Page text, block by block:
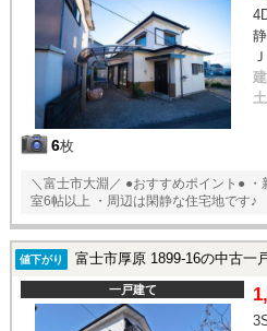
6枚
＼富士市大淵／ ●おすすめポイント●
室6帖以上 ・周辺は閑静な住宅地です♪
値下がり 富士市厚原 1899-16の中古一
一戸建て